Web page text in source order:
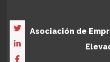
Asociación de